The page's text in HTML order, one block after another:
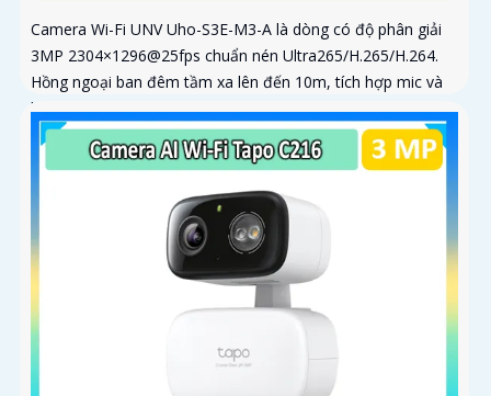
Camera Wi-Fi UNV Uho-S3E-M3-A là dòng có độ phân giải
3MP 2304×1296@25fps chuẩn nén Ultra265/H.265/H.264.
Hồng ngoại ban đêm tầm xa lên đến 10m, tích hợp mic và
loa trong phạm vi 3m